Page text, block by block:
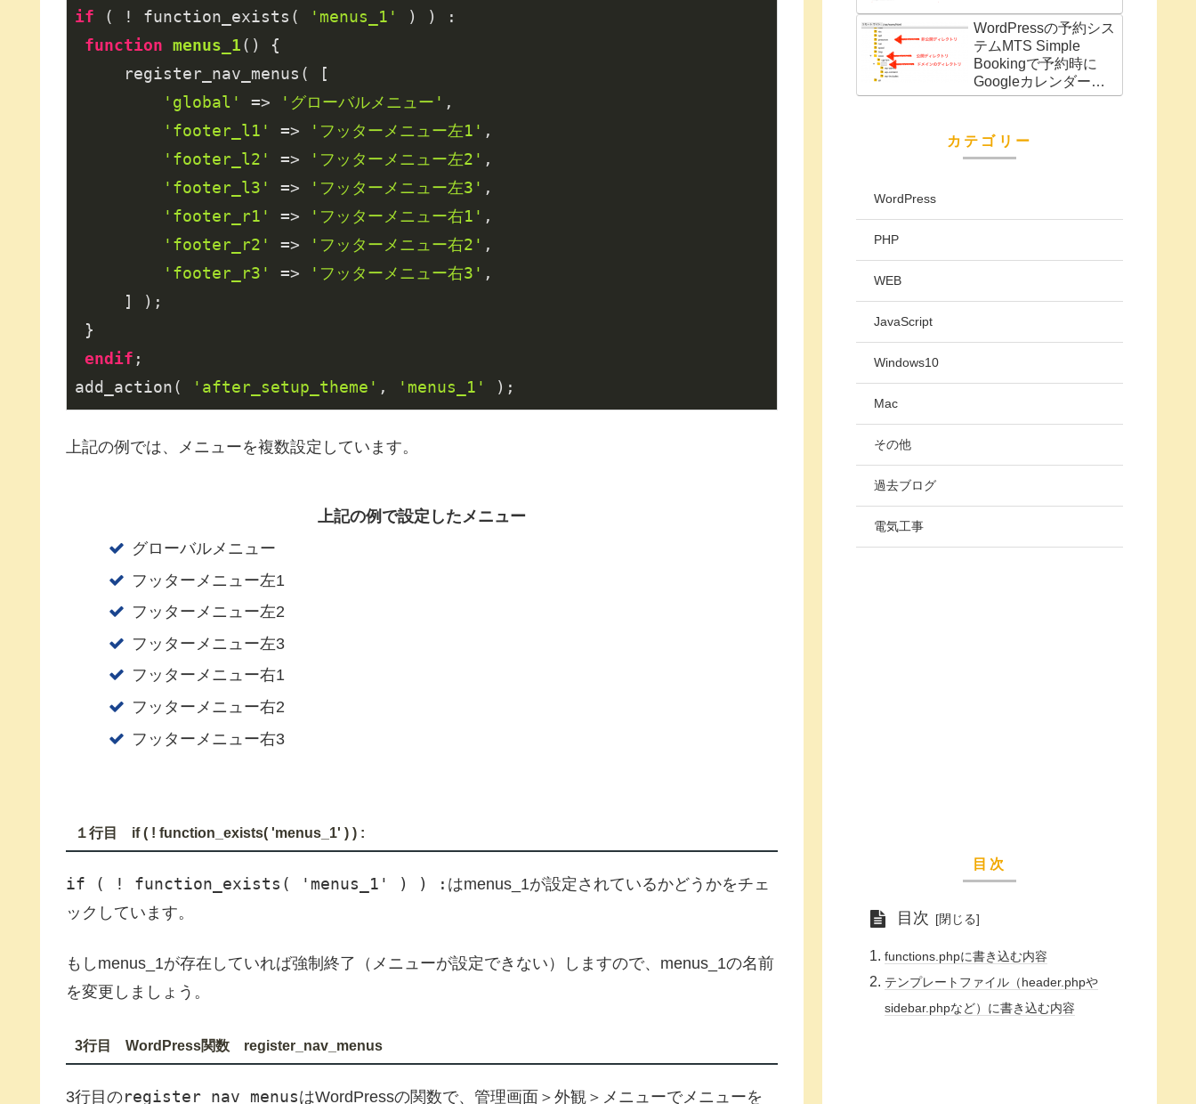
if ( ! function_exists( 'menus_1'
) ) :
function menus_1()
{
'global'
=> 'グローバルメニュー' ,
'footer_l1'
=> 'フッターメニュー左1' ,
'footer_l2'
=> 'フッターメニュー左2' ,
'footer_l3'
=> 'フッターメニュー左3' ,
'footer_r1'
=> 'フッターメニュー右1' ,
'footer_r2'
=> 'フッターメニュー右2' ,
'footer_r3'
=> 'フッターメニュー右3' ,
endif ;
add_action(
'after_setup_theme' , 'menus_1' );
上記の例では、メニューを複数設定しています。
上記の例で設定したメニュー
グローバルメニュー
フッターメニュー左1
フッターメニュー左2
フッターメニュー左3
フッターメニュー右1
フッターメニュー右2
フッターメニュー右3
１行目 if ( ! function_exists( 'menus_1' ) ) :
if ( ! function_exists( 'menus_1' ) ) : はmenus_1が設定されているかどうかをチェ
ックしています。
もしmenus_1が存在していれば強制終了（メニューが設定できない）しますので、menus_1の名前
を変更しましょう。
3行目 WordPress関数 register_nav_menus
3行目のregister_nav_menusはWordPressの関数で、管理画面＞外観＞メニューでメニューを
WordPressの予約シス
テムMTS Simple
Bookingで予約時に
Googleカレンダーに
予定を自動で追加
カテゴリー
WordPress
PHP
WEB
JavaScript
Windows10
Mac
その他
過去ブログ
電気工事
目次
目次
functions.phpに書き込む内容
テンプレートファイル（header.phpや
sidebar.phpなど）に書き込む内容